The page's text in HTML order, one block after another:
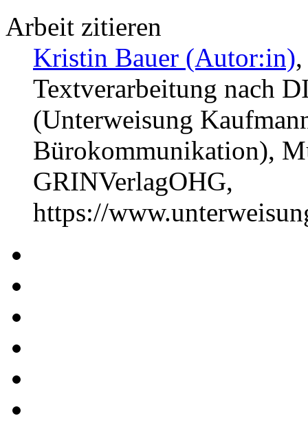
Arbeit zitieren
Kristin Bauer (Autor:in)
Textverarbeitung nach
(Unterweisung
Bürokommunikation),
GRINVerlagOHG,
https://